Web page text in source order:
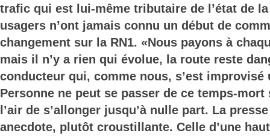
trafic qui est lui-même tributaire de l’état de
usagers n’ont jamais connu un début de
changement sur la RN1. «Nous payons à
mais il n’y a rien qui évolue, la route reste
conducteur qui, comme nous, s’est improvisé
Personne ne peut se passer de ce temps-
l’air de s’allonger jusqu’à nulle part. La
anecdote, plutôt croustillante. Celle d’une